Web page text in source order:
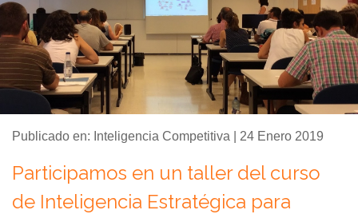
Publicado en: Inteligencia Competitiva | 24 Enero 2019
Participamos en un taller del curso
de Inteligencia Estratégica para